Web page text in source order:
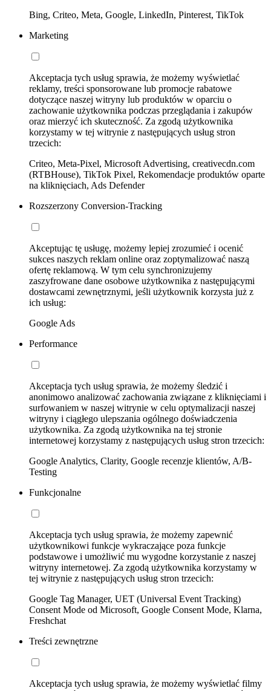
Bing, Criteo, Meta, Google, LinkedIn, Pinterest, TikTok
Marketing
Akceptacja tych usług sprawia, że możemy wyświetlać
reklamy, treści sponsorowane lub promocje rabatowe
dotyczące naszej witryny lub produktów w oparciu o
zachowanie użytkownika podczas przeglądania i zakupów
oraz mierzyć ich skuteczność. Za zgodą użytkownika
korzystamy w tej witrynie z następujących usług stron
trzecich:
Criteo, Meta-Pixel, Microsoft Advertising, creativecdn.com
(RTBHouse), TikTok Pixel, Rekomendacje produktów oparte
na kliknięciach, Ads Defender
Rozszerzony Conversion-Tracking
Akceptując tę usługę, możemy lepiej zrozumieć i ocenić
sukces naszych reklam online oraz zoptymalizować naszą
ofertę reklamową. W tym celu synchronizujemy
zaszyfrowane dane osobowe użytkownika z następującymi
dostawcami zewnętrznymi, jeśli użytkownik korzysta już z
ich usług:
Google Ads
Performance
Akceptacja tych usług sprawia, że możemy śledzić i
anonimowo analizować zachowania związane z kliknięciami i
surfowaniem w naszej witrynie w celu optymalizacji naszej
witryny i ciągłego ulepszania ogólnego doświadczenia
użytkownika. Za zgodą użytkownika na tej stronie
internetowej korzystamy z następujących usług stron trzecich:
Google Analytics, Clarity, Google recenzje klientów, A/B-
Testing
Funkcjonalne
Akceptacja tych usług sprawia, że możemy zapewnić
użytkownikowi funkcje wykraczające poza funkcje
podstawowe i umożliwić mu wygodne korzystanie z naszej
witryny internetowej. Za zgodą użytkownika korzystamy w
tej witrynie z następujących usług stron trzecich:
Google Tag Manager, UET (Universal Event Tracking)
Consent Mode od Microsoft, Google Consent Mode, Klarna,
Freshchat
Treści zewnętrzne
Akceptacja tych usług sprawia, że możemy wyświetlać filmy